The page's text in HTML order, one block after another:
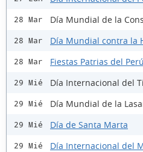
28 Mar Día Mundial de la
28 Mar Día Mundial contra la
28 Mar Fiestas Patrias del Perú
29 Mié Día Internacional del
29 Mié Día Mundial de la
29 Mié Día de Santa Marta
29 Mié Día Internacional del